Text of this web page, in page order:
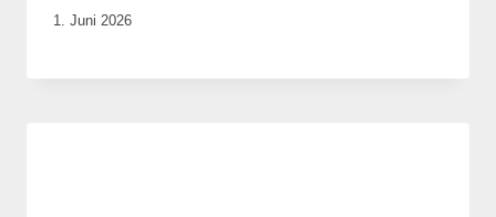
Von
Physio
1. Juni 2026